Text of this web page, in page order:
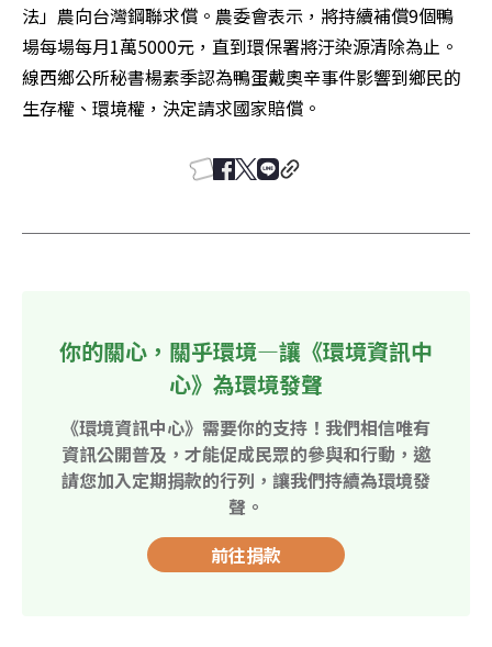
法」農向台灣鋼聯求償。農委會表示，將持續補償9個鴨
場每場每月1萬5000元，直到環保署將汙染源清除為止。
線西鄉公所秘書楊素季認為鴨蛋戴奧辛事件影響到鄉民的
生存權、環境權，決定請求國家賠償。
你的關心，關乎環境—讓《環境資訊中
心》為環境發聲
《環境資訊中心》需要你的支持！我們相信唯有
資訊公開普及，才能促成民眾的參與和行動，邀
請您加入定期捐款的行列，讓我們持續為環境發
聲。
前往捐款